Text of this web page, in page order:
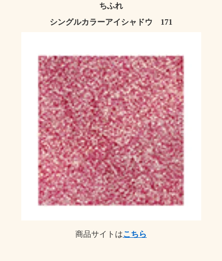
ちふれ
シングルカラーアイシャドウ 171
商品サイトはこちら